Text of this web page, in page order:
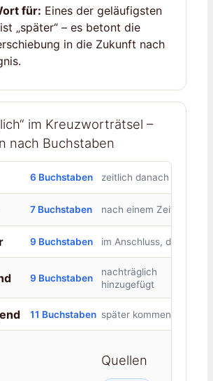
für: Eines der geläufigsten
„später“ – es betont die
in die Zukunft nach
im Kreuzworträtsel –
nach Buchstaben
6 Buchstaben zeitlich danach
7 Buchstaben nach einem Zeitpunkt
9 Buchstaben im Anschluss, danach
9 Buchstaben
nachträglich
hinzugefügt
11 Buchstaben später kommend
Quellen